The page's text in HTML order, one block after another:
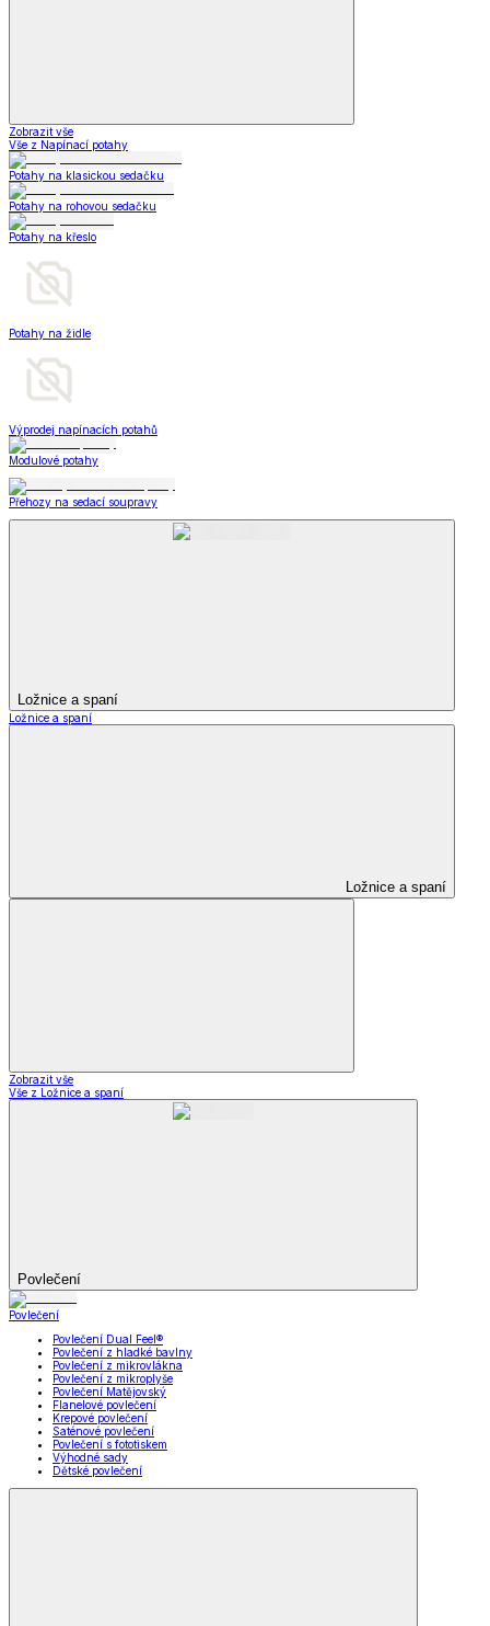
Zobrazit vše
Vše z Napínací potahy
Potahy na klasickou sedačku
Potahy na rohovou sedačku
Potahy na křeslo
Potahy na židle
Výprodej napínacích potahů
Modulové potahy
Přehozy na sedací soupravy
Ložnice a spaní
Ložnice a spaní
Ložnice a spaní
Zobrazit vše
Vše z Ložnice a spaní
Povlečení
Povlečení
Povlečení Dual Feel®
Povlečení z hladké bavlny
Povlečení z mikrovlákna
Povlečení z mikroplyše
Povlečení Matějovský
Flanelové povlečení
Krepové povlečení
Saténové povlečení
Povlečení s fototiskem
Výhodné sady
Dětské povlečení